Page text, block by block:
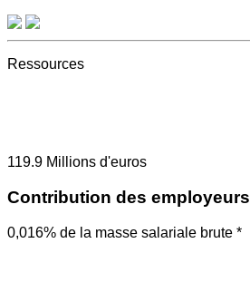
Ressources
119.9 Millions d'euros
Contribution des employeurs
0,016% de la masse salariale brute *